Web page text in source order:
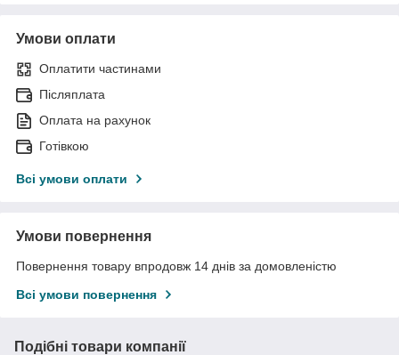
Умови оплати
Оплатити частинами
Післяплата
Оплата на рахунок
Готівкою
Всі умови оплати
Умови повернення
Повернення товару впродовж 14 днів за домовленістю
Всі умови повернення
Подібні товари компанії